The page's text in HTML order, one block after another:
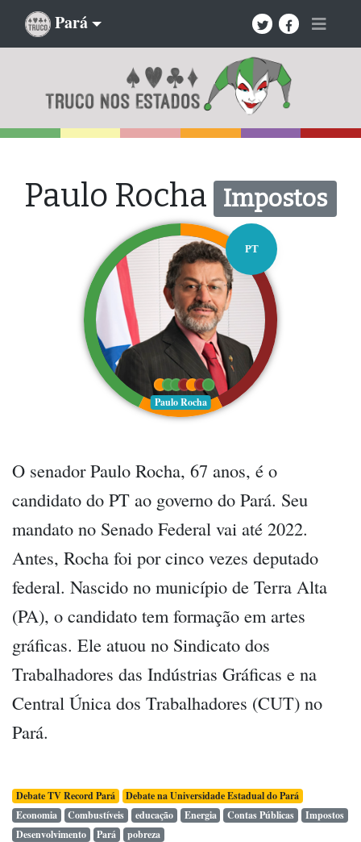
Pará
Paulo Rocha Impostos
PT
Paulo Rocha
O senador Paulo Rocha, 67 anos, é o
candidato do PT ao governo do Pará. Seu
mandato no Senado Federal vai até 2022.
Antes, Rocha foi por cinco vezes deputado
federal. Nascido no município de Terra Alta
(PA), o candidato tem formação em artes
gráficas. Ele atuou no Sindicato dos
Trabalhadores das Indústrias Gráficas e na
Central Única dos Trabalhadores (CUT) no
Pará.
Debate TV Record Pará
Debate na Universidade Estadual do Pará
Economia
Combustíveis educação Energia Contas Públicas
Impostos
Desenvolvimento
Pará pobreza